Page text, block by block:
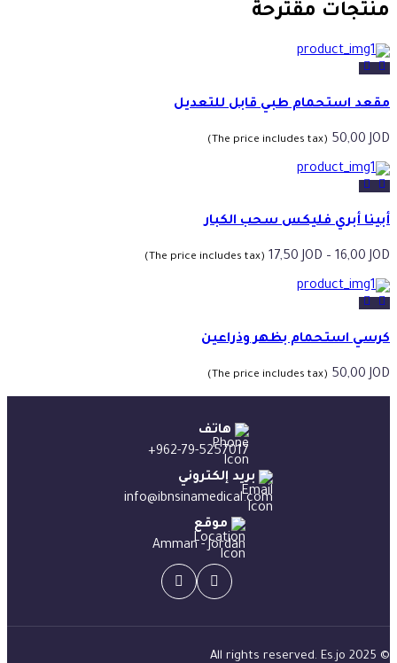
منتجات مقترحة
مقعد استحمام طبي قابل للتعديل
50,00 JOD
(The price includes tax)
أبينا أبري فليكس سحب الكبار
16,00JOD
–
17,50JOD
نطاق
(The price includes tax)
كرسي استحمام بظهر وذراعين
50,00 JOD
(The price includes tax)
هاتف
+962-79-5257017
بريد إلكتروني
info@ibnsinamedical.com
موقع
Amman - Jordan
© 2025 All rights reserved.
Es.jo